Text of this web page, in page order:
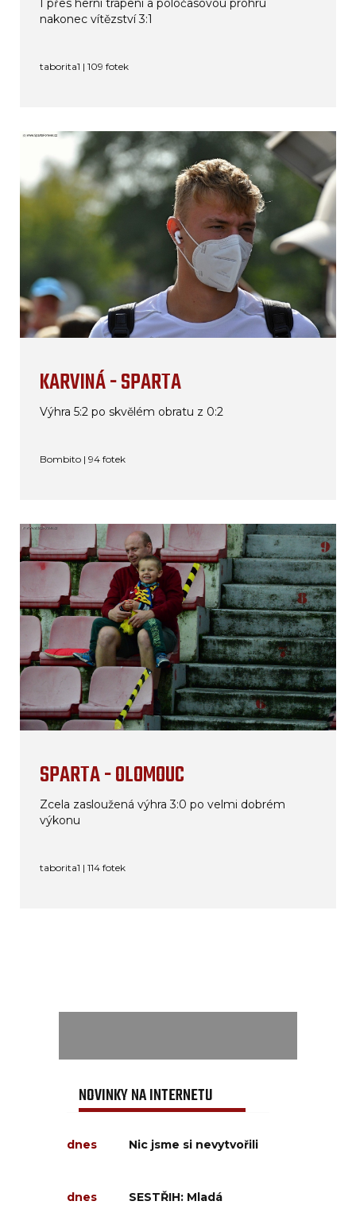
I přes herní trápení a poločasovou prohru
nakonec vítězství 3:1
taborita1 | 109 fotek
KARVINÁ - SPARTA
Výhra 5:2 po skvělém obratu z 0:2
Bombito | 94 fotek
SPARTA - OLOMOUC
Zcela zasloužená výhra 3:0 po velmi dobrém
výkonu
taborita1 | 114 fotek
NOVINKY NA INTERNETU
dnes Nic jsme si nevytvořili
dnes
SESTŘIH: Mladá